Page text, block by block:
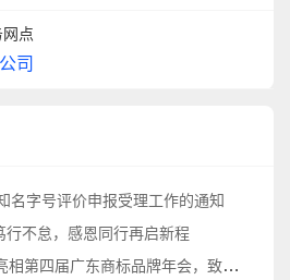
点
司
名字号评价申报受理工作的通知
行不怠，感恩同行再启新程
届广东商标品牌年会，致敬品牌守护之路